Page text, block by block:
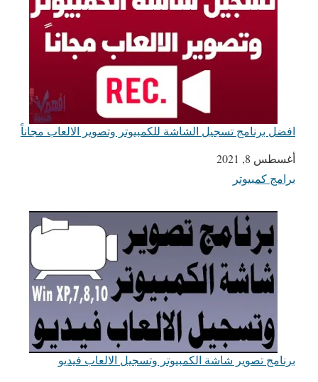
افضل برنامج تسجيل الشاشة للكمبيوتر وتصوير الالعاب مجاناً
التاريخ
أغسطس 8, 2021
في ما يتعلق بما يأتي
برامج كمبيوتر
برنامج تصوير شاشة الكمبيوتر وتسجيل الالعاب فيديو